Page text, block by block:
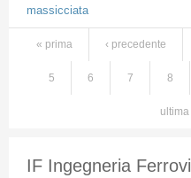
massicciata
Pagine
« prima ‹ precedente
5 6 7 8
ultima
IF Ingegneria